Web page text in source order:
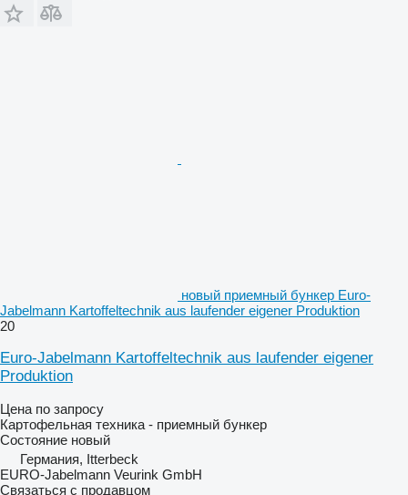
новый приемный бункер Euro-
Jabelmann Kartoffeltechnik aus laufender eigener Produktion
20
Euro-Jabelmann Kartoffeltechnik aus laufender eigener
Produktion
Цена по запросу
Картофельная техника - приемный бункер
Состояние новый
Германия, Itterbeck
EURO-Jabelmann Veurink GmbH
Связаться с продавцом